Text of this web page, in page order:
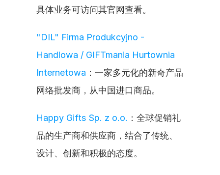
具体业务可访问其官网查看。
"DIL" Firma Produkcyjno -
Handlowa / GIFTmania Hurtownia
Internetowa ：一家多元化的新奇产品
网络批发商，从中国进口商品。
Happy Gifts Sp. z o.o. ：全球促销礼
品的生产商和供应商，结合了传统、
设计、创新和积极的态度。